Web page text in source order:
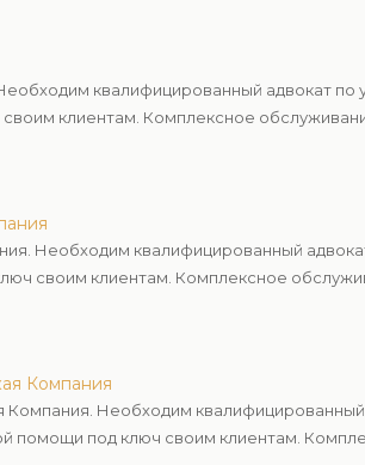
квалифицированный адвокат
клиентам. Комплексное
Необходим квалифицированный
своим клиентам. Комплексное
Компания
Необходим
помощи под ключ своим клиентам.